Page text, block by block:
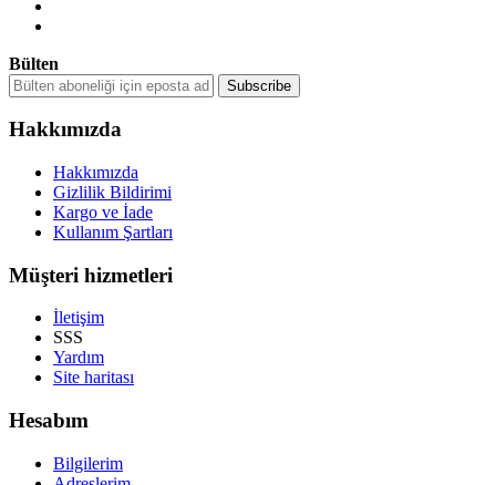
Bülten
Hakkımızda
Hakkımızda
Gizlilik Bildirimi
Kargo ve İade
Kullanım Şartları
Müşteri hizmetleri
İletişim
SSS
Yardım
Site haritası
Hesabım
Bilgilerim